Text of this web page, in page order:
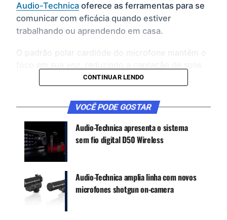
Audio-Technica oferece as ferramentas para se
comunicar com eficácia quando estiver
trabalhando ou aprendendo em casa.
O padrão polar cardióde do microfone mantém o
nas laterais e na parte traseira. Fornece um
conversor analógico-digital de qualidade que
garante fidelidade e vem com dois cabos USB
(USB-A e USB-C).
CONTINUE ACOMPANHANDO
Receba novas matérias do Música & Mercado no
WhatsApp e no Google News.
CONTINUAR LENDO
VOCÊ PODE GOSTAR
Audio-Technica apresenta o sistema
sem fio digital D50 Wireless
Audio-Technica amplia linha com novos
microfones shotgun on-camera